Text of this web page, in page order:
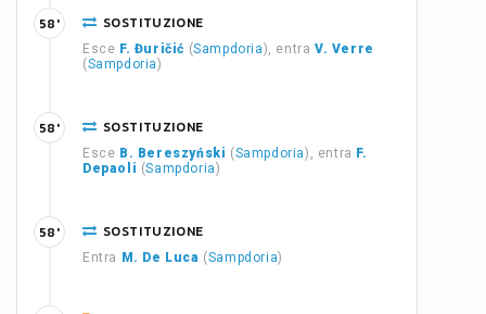
SOSTITUZIONE
Esce F. Đuričić (Sampdoria), entraV. Verre
(Sampdoria)
58'
SOSTITUZIONE
Esce B. Bereszyński (Sampdoria), entra F.
Depaoli (Sampdoria)
58'
SOSTITUZIONE
Entra M. De Luca (Sampdoria)
58'